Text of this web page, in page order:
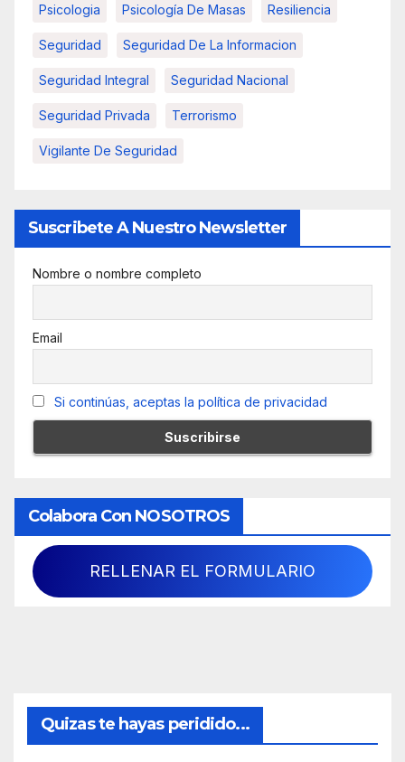
Psicologia Psicología De Masas Resiliencia
Seguridad Seguridad De La Informacion
Seguridad Integral Seguridad Nacional
Seguridad Privada Terrorismo
Vigilante De Seguridad
Suscribete A Nuestro Newsletter
Nombre o nombre completo
Email
Si continúas, aceptas la política de privacidad
Colabora Con NOSOTROS
RELLENAR EL FORMULARIO
Quizas te hayas peridido...